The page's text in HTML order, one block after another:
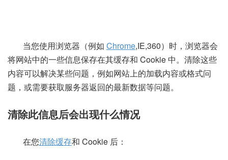
当您使用浏览器（例如 Chrome,IE,360）时，浏览器会
将网站中的一些信息保存在其缓存和 Cookie 中。清除这些
内容可以解决某些问题，例如网站上的加载内容或格式问
题，或需要获取服务器返回的最新数据等问题。
清除此信息后会出现什么情况
在您清除缓存和 Cookie 后：